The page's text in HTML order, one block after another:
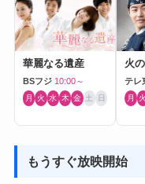
華麗なる遺産
BSフジ 10:00～
月 火 水 木 金 土 日
火
テレ
月 火
もうすぐ放映開始